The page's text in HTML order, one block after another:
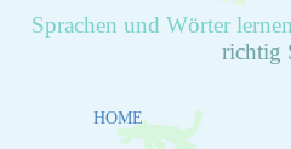
Sprachen und Wörter
richtig
HOME